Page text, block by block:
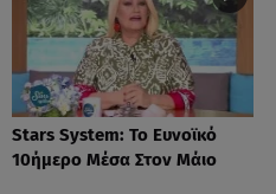
Stars System: Το Ευνοϊκό
10ήμερο Μέσα Στον Μάιο